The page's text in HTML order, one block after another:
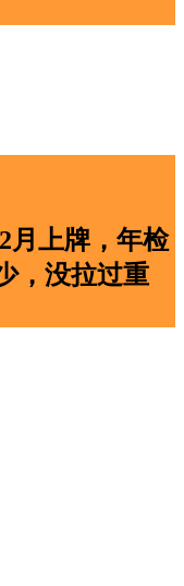
月上牌，年检
，没拉过重